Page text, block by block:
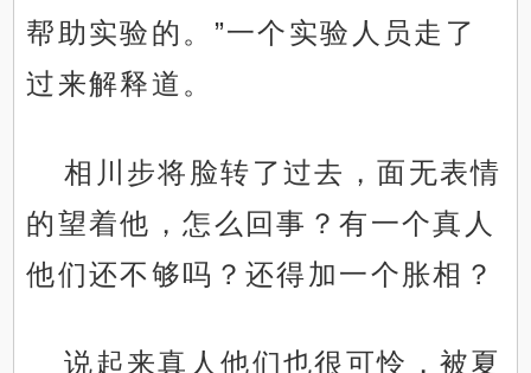
帮助实验的。”一个实验人员走了
过来解释道。
相川步将脸转了过去，面无表情
的望着他，怎么回事？有一个真人
他们还不够吗？还得加一个胀相？
说起来真人他们也很可怜，被夏